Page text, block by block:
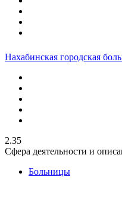
Нахабинская городская
2.35
Сфера деятельности и
Больницы